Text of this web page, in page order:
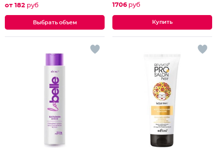
от 182 руб
Выбрать объем
1706 руб